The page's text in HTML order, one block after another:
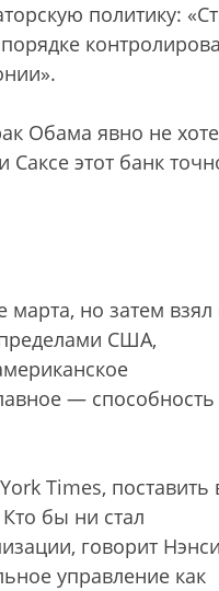
политику:
Обама явно не
Саксе этот банк
марта, но затем
США,
— способность
Times, поставить
бы ни стал
говорит Нэнси
управление как